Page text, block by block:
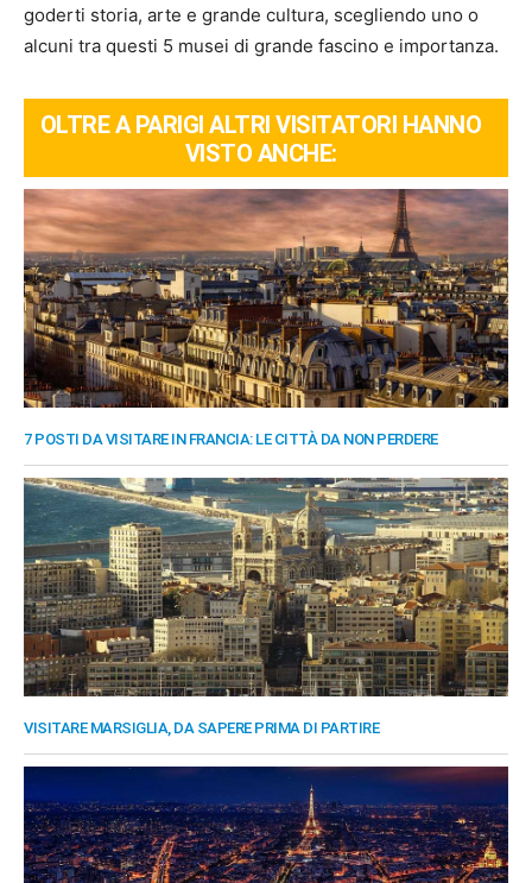
goderti storia, arte e grande cultura, scegliendo uno o
alcuni tra questi 5 musei di grande fascino e importanza.
OLTRE A PARIGI ALTRI VISITATORI HANNO
VISTO ANCHE:
7 POSTI DA VISITARE IN FRANCIA: LE CITTÀ DA NON PERDERE
VISITARE MARSIGLIA, DA SAPERE PRIMA DI PARTIRE